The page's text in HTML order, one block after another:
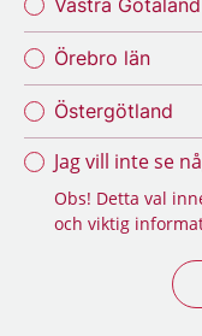
Västra Götaland
Örebro län
Östergötland
Jag vill inte se
Obs! Detta val
och viktig